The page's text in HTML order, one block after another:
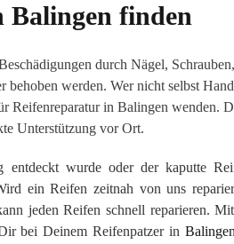
Balingen finden
durch Nägel,
behoben werden. Wer nicht selbst
Reifenreparatur in Balingen wenden.
Unterstützung vor Ort.
entdeckt wurde oder der kaputte
ein Reifen zeitnah von uns
jeden Reifen schnell reparieren.
bei Deinem Reifenpatzer in